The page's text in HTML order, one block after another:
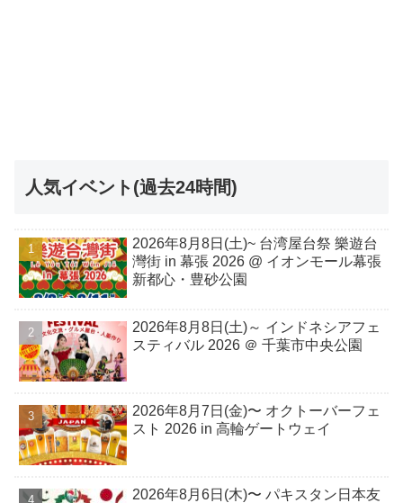
人気イベント(過去24時間)
2026年8月8日(土)~ 台湾屋台祭 樂遊台
灣街 in 幕張 2026 @ イオンモール幕張
新都心・豊砂公園
2026年8月8日(土)～ インドネシアフェ
スティバル 2026 ＠ 千葉市中央公園
2026年8月7日(金)〜 オクトーバーフェ
スト 2026 in 高輪ゲートウェイ
2026年8月6日(木)〜 パキスタン日本友